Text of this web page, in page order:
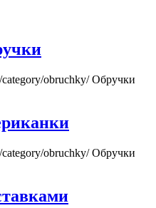
category/obruchky/Обручки
category/obruchky/Обручки